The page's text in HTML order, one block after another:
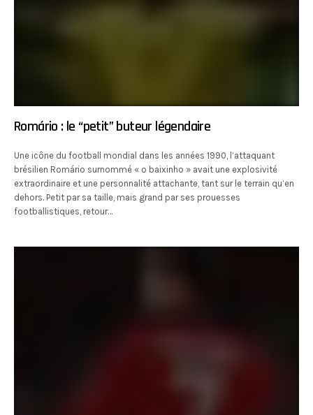
Romário : le “petit” buteur légendaire
Une icône du football mondial dans les années 1990, l’attaquant
brésilien Romário surnommé « o baixinho » avait une explosivité
extraordinaire et une personnalité attachante, tant sur le terrain qu’en
dehors. Petit par sa taille, mais grand par ses prouesses
footballistiques, retour…